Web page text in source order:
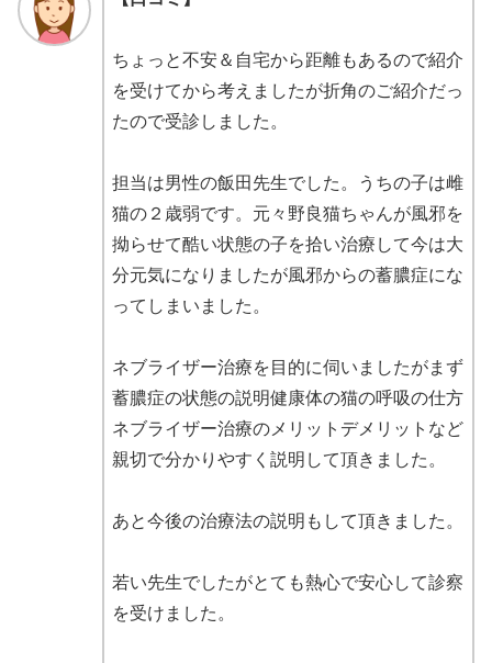
ちょっと不安＆自宅から距離もあるので紹介
を受けてから考えましたが折角のご紹介だっ
たので受診しました。
担当は男性の飯田先生でした。うちの子は雌
猫の２歳弱です。元々野良猫ちゃんが風邪を
拗らせて酷い状態の子を拾い治療して今は大
分元気になりましたが風邪からの蓄膿症にな
ってしまいました。
ネブライザー治療を目的に伺いましたがまず
蓄膿症の状態の説明健康体の猫の呼吸の仕方
ネブライザー治療のメリットデメリットなど
親切で分かりやすく説明して頂きました。
あと今後の治療法の説明もして頂きました。
若い先生でしたがとても熱心で安心して診察
を受けました。